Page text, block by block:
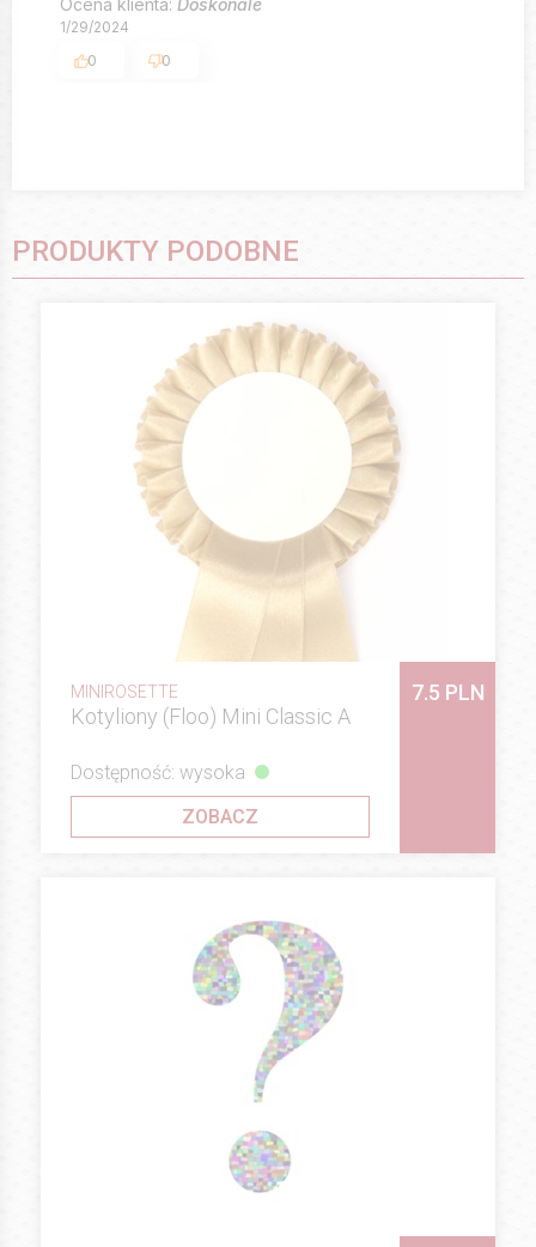
1/29/2024
0
0
PRODUKTY PODOBNE
MINIROSETTE
Kotyliony (Floo) Mini Classic A
7.5 PLN
Dostępność: wysoka
ZOBACZ